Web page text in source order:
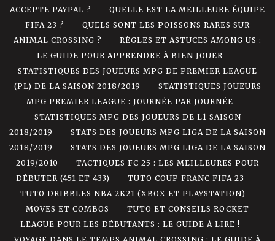
ACCEPTE PAYPAL ?
QUELLE EST LA MEILLEURE ÉQUIPE
FIFA 23 ?
QUELS SONT LES POISSONS RARES SUR
ANIMAL CROSSING ?
RÈGLES ET ASTUCES AMONG US :
LE GUIDE POUR APPRENDRE À BIEN JOUER
STATISTIQUES DES JOUEURS MPG DE PREMIER LEAGUE
(PL) DE LA SAISON 2018/2019
STATISTIQUES JOUEURS
MPG PREMIER LEAGUE : JOURNÉE PAR JOURNÉE
STATISTIQUES MPG DES JOUEURS DE L1 SAISON
2018/2019
STATS DES JOUEURS MPG LIGA DE LA SAISON
2018/2019
STATS DES JOUEURS MPG LIGA DE LA SAISON
2019/2010
TACTIQUES FC 25 : LES MEILLEURES POUR
DÉBUTER (451 ET 433)
TUTO COUP FRANC FIFA 23
TUTO DRIBBLES NBA 2K21 (XBOX ET PLAYSTATION) –
MOVES ET COMBOS
TUTO ET CONSEILS ROCKET
LEAGUE POUR LES DÉBUTANTS : LE GUIDE À LIRE !